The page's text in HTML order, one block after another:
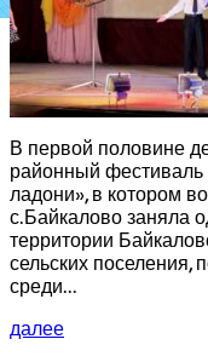
В первой половине
районный фестиваль
ладони», в котором
с.Байкалово заняла
территории
сельских поселения,
среди...
далее